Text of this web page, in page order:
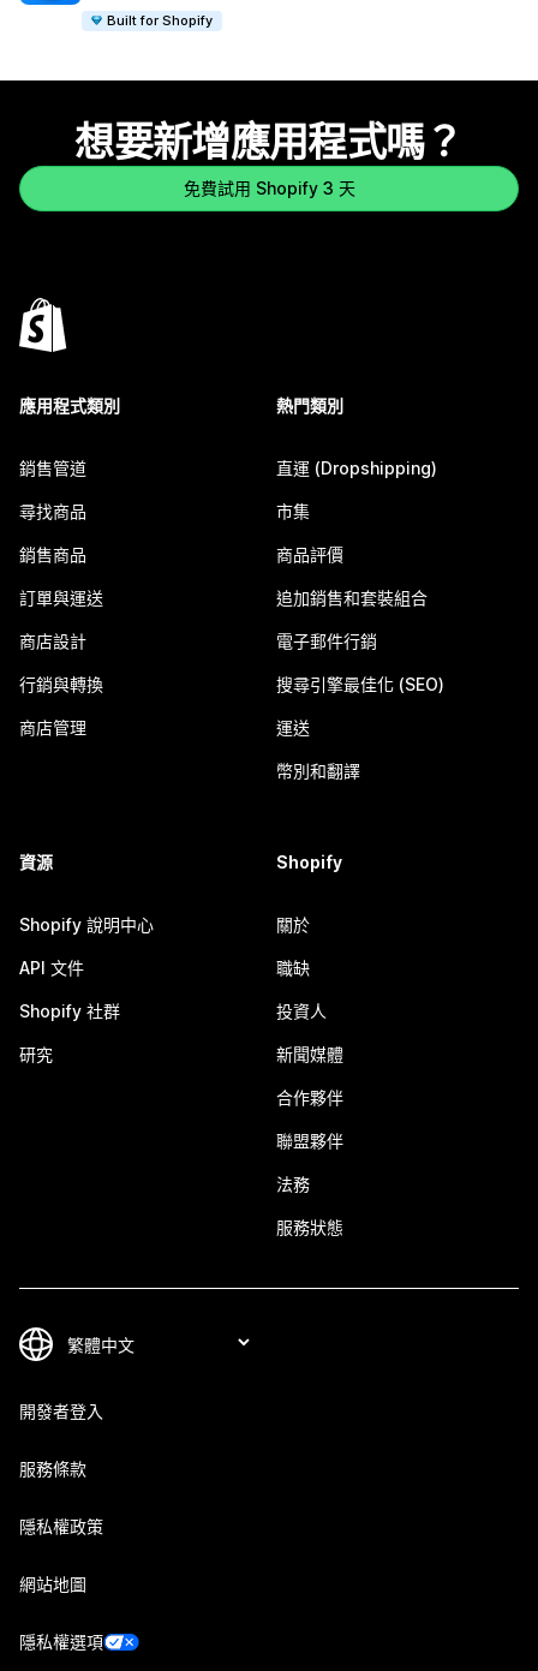
Built for Shopify
想要新增應用程式嗎？
免費試用 Shopify 3 天
應用程式類別
銷售管道
尋找商品
銷售商品
訂單與運送
商店設計
行銷與轉換
商店管理
熱門類別
直運 (Dropshipping)
市集
商品評價
追加銷售和套裝組合
電子郵件行銷
搜尋引擎最佳化 (SEO)
運送
幣別和翻譯
資源
Shopify 說明中心
API 文件
Shopify 社群
研究
Shopify
關於
職缺
投資人
新聞媒體
合作夥伴
聯盟夥伴
法務
服務狀態
開發者登入
服務條款
隱私權政策
網站地圖
隱私權選項